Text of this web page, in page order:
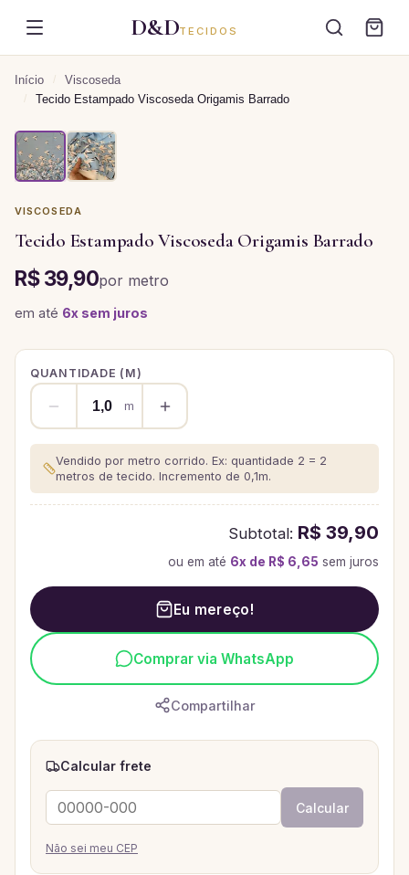
D&DTECIDOS
Início / Viscoseda
/ Tecido Estampado Viscoseda Origamis Barrado
VISCOSEDA
Tecido Estampado Viscoseda Origamis Barrado
R$ 39,90por metro
em até 6x sem juros
QUANTIDADE ( M)
m
Vendido por metro corrido. Ex: quantidade 2 = 2
metros de tecido. Incremento de 0,1m.
Subtotal: R$ 39,90
ou em até 6x de R$ 6,65 sem juros
Eu mereço!
Comprar via WhatsApp
Compartilhar
Calcular frete
Calcular
Não sei meu CEP